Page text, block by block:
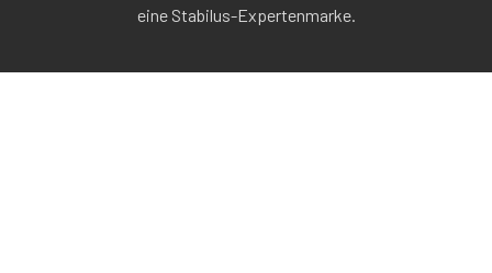
eine Stabilus-Expertenmarke.